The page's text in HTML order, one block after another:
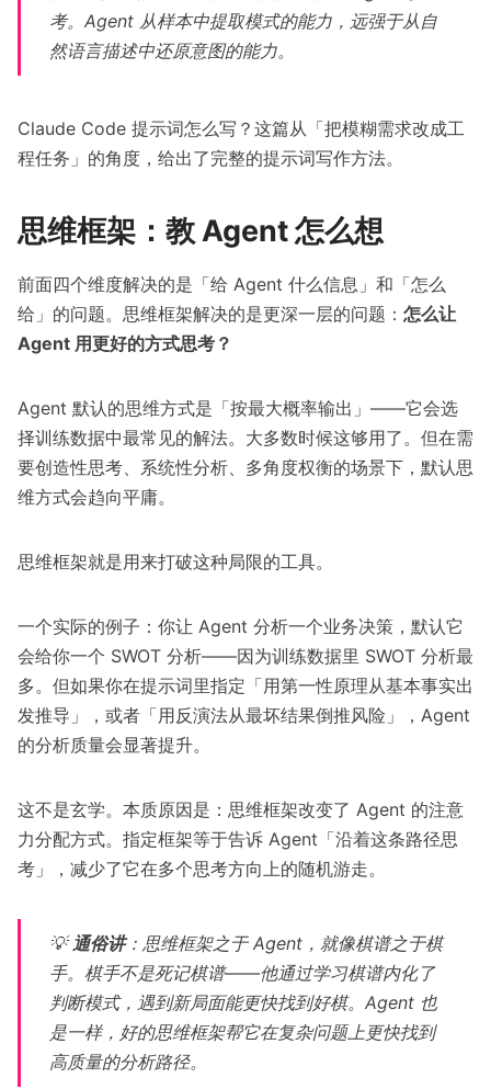
考。Agent 从样本中提取模式的能力，远强于从自
然语言描述中还原意图的能力。
Claude Code 提示词怎么写？ 这篇从「把模糊需求改成工
程任务」的角度，给出了完整的提示词写作方法。
思维框架：教 Agent 怎么想
前面四个维度解决的是「给 Agent 什么信息」和「怎么
给」的问题。思维框架解决的是更深一层的问题： 怎么让
Agent 用更好的方式思考？
Agent 默认的思维方式是「按最大概率输出」——它会选
择训练数据中最常见的解法。大多数时候这够用了。但在需
要创造性思考、系统性分析、多角度权衡的场景下，默认思
维方式会趋向平庸。
思维框架就是用来打破这种局限的工具。
一个实际的例子：你让 Agent 分析一个业务决策，默认它
会给你一个 SWOT 分析——因为训练数据里 SWOT 分析最
多。但如果你在提示词里指定「用第一性原理从基本事实出
发推导」，或者「用反演法从最坏结果倒推风险」，Agent
的分析质量会显著提升。
这不是玄学。本质原因是：思维框架改变了 Agent 的注意
力分配方式。指定框架等于告诉 Agent「沿着这条路径思
考」，减少了它在多个思考方向上的随机游走。
💡 通俗讲：思维框架之于 Agent，就像棋谱之于棋
手。棋手不是死记棋谱——他通过学习棋谱内化了
判断模式，遇到新局面能更快找到好棋。Agent 也
是一样，好的思维框架帮它在复杂问题上更快找到
高质量的分析路径。